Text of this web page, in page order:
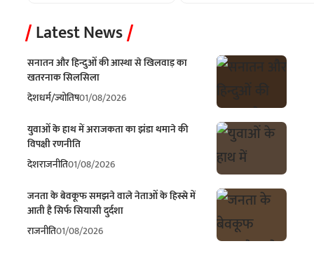
Latest News
सनातन और हिन्दुओं की आस्था से खिलवाड़ का
खतरनाक सिलसिला
देशधर्म/ज्योतिष01/08/2026
युवाओं के हाथ में अराजकता का झंडा थमाने की
विपक्षी रणनीति
देशराजनीति01/08/2026
जनता के बेवकूफ समझने वाले नेताओं के हिस्से में
आती है सिर्फ सियासी दुर्दशा
राजनीति01/08/2026